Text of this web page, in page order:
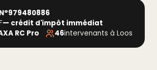
— crédit d'impôt immédiat
RC Pro 46intervenants à Loos